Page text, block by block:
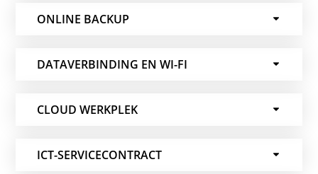
ONLINE BACKUP
DATAVERBINDING EN WI-FI
CLOUD WERKPLEK
ICT-SERVICECONTRACT